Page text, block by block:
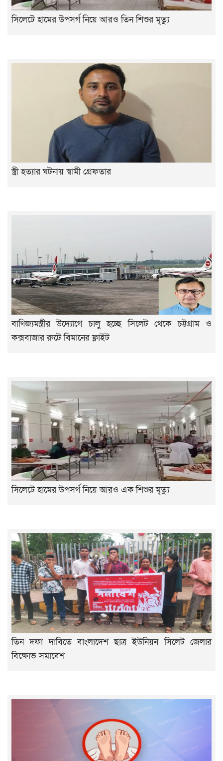
সিলেটে হামের উপসর্গ নিয়ে আরও তিন শিশুর মৃত্যু
স্ত্রী হত্যার ঘটনায় স্বামী গ্রেফতার
বাণিজ্যমন্ত্রীর উদ্যোগে চালু হচ্ছে সিলেট থেকে চট্টগ্রাম ও
কক্সবাজার রুটে বিমানের ফ্লাইট
সিলেটে হামের উপসর্গ নিয়ে আরও এক শিশুর মৃত্যু
তিন দফা দাবিতে বাংলাদেশ ছাত্র ইউনিয়ন সিলেট জেলার
বিক্ষোভ সমাবেশ